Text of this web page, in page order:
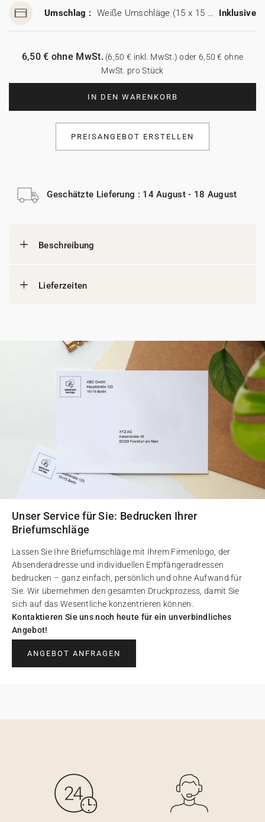
Umschlag : Weiße Umschläge (15 x 15 cm) Inklusive
IN DEN WARENKORB
6,50 € ohne MwSt.(6,50 € inkl. MwSt.) oder 6,50 € ohne
MwSt. pro Stück
PREISANGEBOT ERSTELLEN
Geschätzte Lieferung : 14 August - 18 August
Beschreibung
Lieferzeiten
Unser Service für Sie: Bedrucken Ihrer
Briefumschläge
Lassen Sie Ihre Briefumschläge mit Ihrem Firmenlogo, der
Absenderadresse und individuellen Empfängeradressen
bedrucken – ganz einfach, persönlich und ohne Aufwand für
Sie. Wir übernehmen den gesamten Druckprozess, damit Sie
sich auf das Wesentliche konzentrieren können.
Kontaktieren Sie uns noch heute für ein unverbindliches
Angebot!
ANGEBOT ANFRAGEN